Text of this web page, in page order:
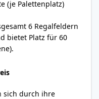
(je Palettenplatz)
6 Regalfeldern
bietet Platz für 60
sich durch ihre